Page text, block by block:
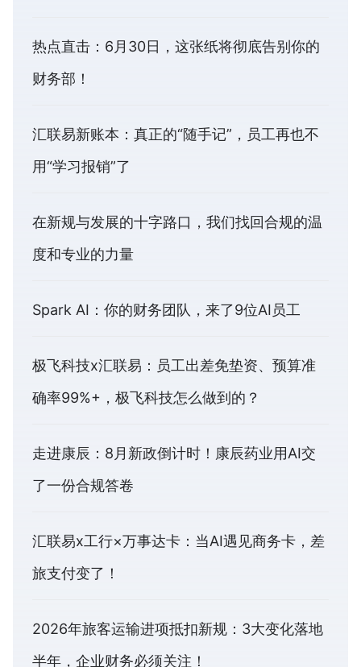
热点直击：6月30日，这张纸将彻底告别你的
财务部！
汇联易新账本：真正的“随手记”，员工再也不
用“学习报销”了
在新规与发展的十字路口，我们找回合规的温
度和专业的力量
Spark AI：你的财务团队，来了9位AI员工
极飞科技x汇联易：员工出差免垫资、预算准
确率99%+，极飞科技怎么做到的？
走进康辰：8月新政倒计时！康辰药业用AI交
了一份合规答卷
汇联易x工行×万事达卡：当AI遇见商务卡，差
旅支付变了！
2026年旅客运输进项抵扣新规：3大变化落地
半年，企业财务必须关注！